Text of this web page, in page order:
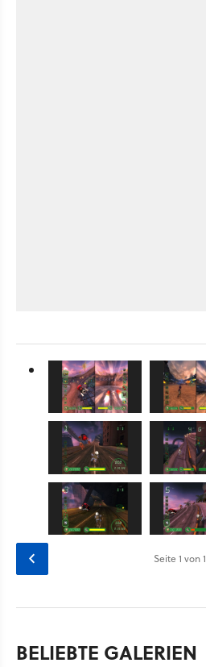
Seite1 von 1
BELIEBTE GALERIEN